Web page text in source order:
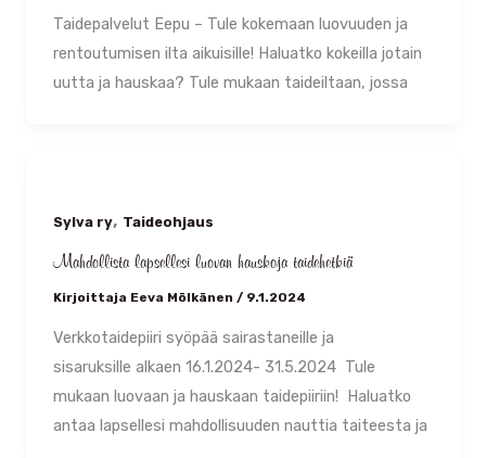
Taidepalvelut Eepu – Tule kokemaan luovuuden ja
rentoutumisen ilta aikuisille! Haluatko kokeilla jotain
uutta ja hauskaa? Tule mukaan taideiltaan, jossa
Sylva ry, Taideohjaus
Mahdollista lapsellesi luovan hauskoja taidehetkiä
Kirjoittaja Eeva Mölkänen / 9.1.2024
Verkkotaidepiiri syöpää sairastaneille ja
sisaruksille alkaen 16.1.2024- 31.5.2024 Tule
mukaan luovaan ja hauskaan taidepiiriin! Haluatko
antaa lapsellesi mahdollisuuden nauttia taiteesta ja